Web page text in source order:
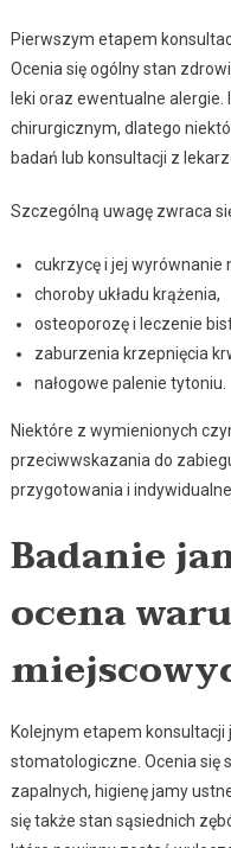
Pierwszym etapem
Ocenia się ogólny stan
leki oraz ewentualne
chirurgicznym, dlatego
badań lub konsultacji z
Szczególną uwagę zwraca
cukrzycę i jej wyrównanie
choroby układu krążenia,
osteoporozę i leczenie
zaburzenia krzepnięcia
nałogowe palenie tytoniu.
Niektóre z wymienionych
przeciwwskazania do
przygotowania i
Badanie
ocena
Kolejnym etapem konsultacji
stomatologiczne. Ocenia się
zapalnych, higienę jamy
się także stan sąsiednich